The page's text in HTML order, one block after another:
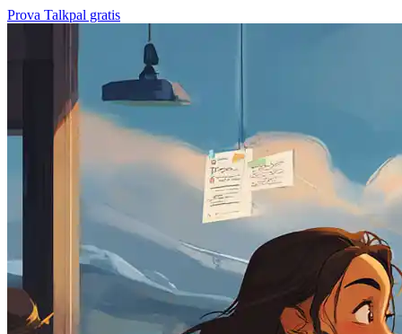
Prova Talkpal gratis